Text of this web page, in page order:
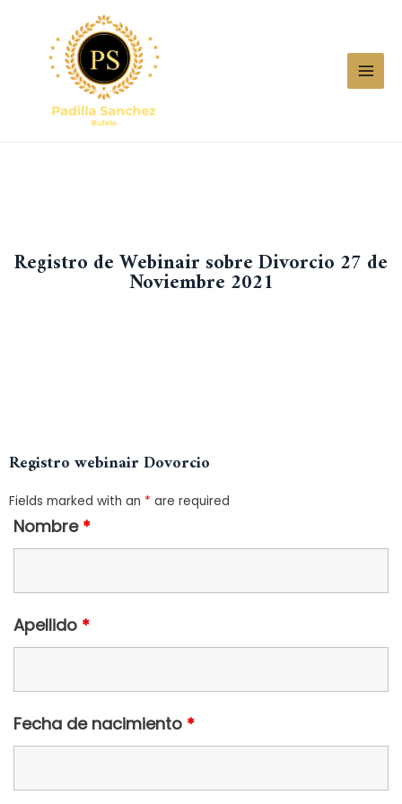
Registro de Webinair sobre Divorcio 27 de
Noviembre 2021
Registro webinair Dovorcio
Fields marked with an * are required
Nombre *
Apellido *
Fecha de nacimiento *